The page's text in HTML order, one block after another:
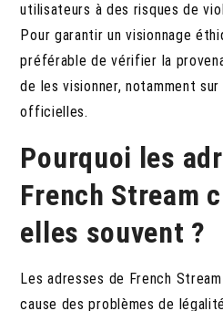
utilisateurs à des risques de
Pour garantir un visionnage
préférable de vérifier la
de les visionner, notamment
officielles.
Pourquoi les
French Stream
elles souvent ?
Les adresses de French
cause des problèmes de